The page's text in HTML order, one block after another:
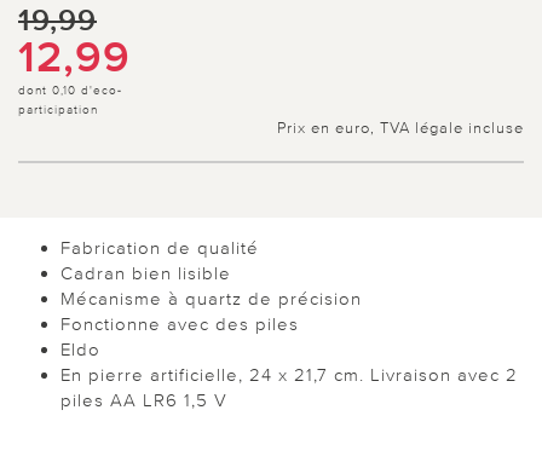
19,99
12,99
dont 0,10 d'eco-
participation
Prix en euro, TVA légale incluse
Fabrication de qualité
Cadran bien lisible
Mécanisme à quartz de précision
Fonctionne avec des piles
Eldo
En pierre artificielle, 24 x 21,7 cm. Livraison avec 2
piles AA LR6 1,5 V